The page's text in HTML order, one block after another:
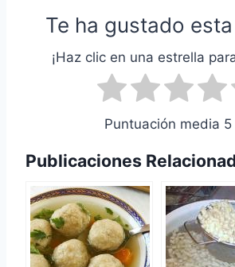
Te ha gustado
¡Haz clic en una estrella
Puntuación media
Publicaciones